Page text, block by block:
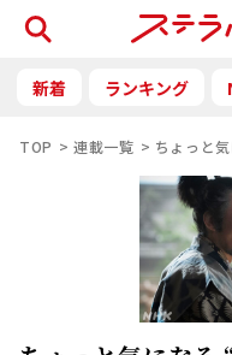
検索
新着 ランキング
TOP 連載一覧 ちょっと